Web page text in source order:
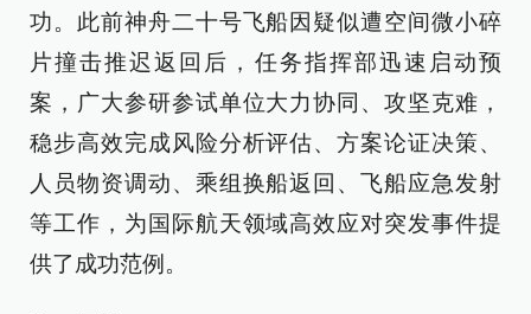
功。此前神舟二十号飞船因疑似遭空间微小碎
片撞击推迟返回后，任务指挥部迅速启动预
案，广大参研参试单位大力协同、攻坚克难，
稳步高效完成风险分析评估、方案论证决策、
人员物资调动、乘组换船返回、飞船应急发射
等工作，为国际航天领域高效应对突发事件提
供了成功范例。